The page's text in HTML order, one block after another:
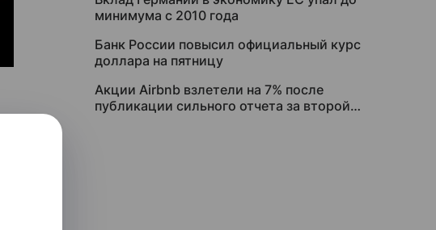
минимума с 2010 года
Банк России повысил официальный курс
доллара на пятницу
Акции Airbnb взлетели на 7% после
публикации сильного отчета за второй